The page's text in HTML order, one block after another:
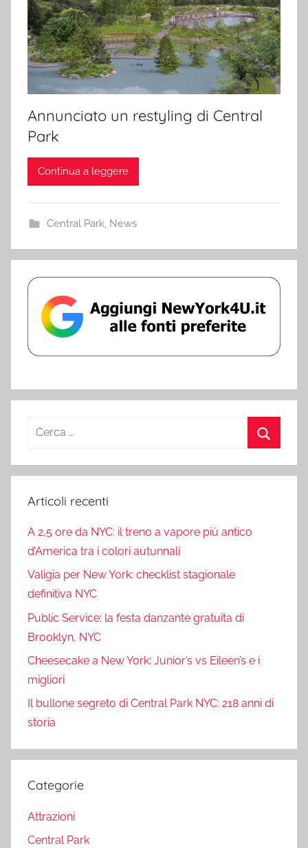
Annunciato un restyling di Central
Park
Continua a leggere
Central Park, News
Ricerca
Articoli recenti
A 2,5 ore da NYC: il treno a vapore più antico
d’America tra i colori autunnali
Valigia per New York: checklist stagionale
definitiva NYC
Public Service: la festa danzante gratuita di
Brooklyn, NYC
Cheesecake a New York: Junior’s vs Eileen’s e i
migliori
Il bullone segreto di Central Park NYC: 218 anni di
storia
Categorie
Attrazioni
Central Park